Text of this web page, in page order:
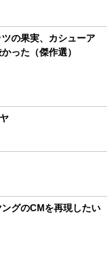
の果実、カシューア
った（傑作選）
グのCMを再現したい